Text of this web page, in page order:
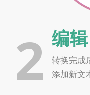
2 编辑
转换完成
添加新文